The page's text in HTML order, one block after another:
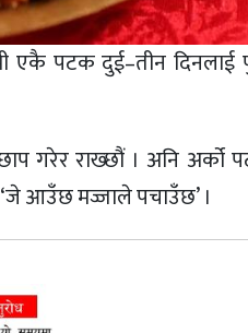
एकै पटक दुई–तीन दिनलाई
गरेर राख्छौं । अनि अर्को
आउँछ मज्जाले पचाउँछ’ ।